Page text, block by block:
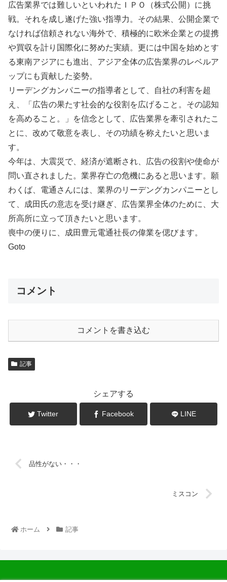
広告業界では難しいといわれたＩＰＯ（株式公開）に挑
戦。それを成し遂げた強い指導力。その結果、公開企業で
なければ信頼されない海外で、積極的に欧米企業との提携
や買収を計り国際化に努めた実績。更には中国を始めとす
る東南アジアにも進出、アジア全体の広告業界のレベルア
ップにも貢献した姿勢。
リーデングカンパニーの指導者として、自社の利害を超
え、「広告の果たす社会的な役割を広げること。その認知
を高めること。」を信念として、広告業界を牽引されたこ
とに、改めて敬意を表し、その功績を称えたいと思いま
す。
今年は、大震災で、経済が遮断され、広告の役割や使命が
問い直されました。業界存亡の危機にあると思います。願
わくば、電通さんには、業界のリーデングカンパニーとし
て、成田氏の意志を受け継ぎ、広告業界全体のために、大
所高所に立って頂きたいと思います。
喪中の便りに、成田豊元電通社長の偉業を偲びます。
Goto
コメント
コメントを書き込む
記事
シェアする
Twitter Facebook LINE
品性がない・・・
ミスコン
ホーム 記事